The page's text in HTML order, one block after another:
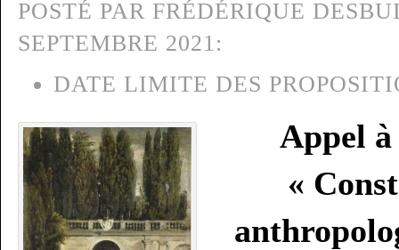
POSTÉ PAR FRÉDÉRIQUE
SEPTEMBRE 2021:
DATE LIMITE DES
Appel
«